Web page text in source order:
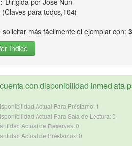
Dirigida por José Nun
(Claves para todos,104)
solicitar más fácilmente el ejemplar con:
índice
con disponibilidad inmediata
Actual Para Préstamo: 1
Actual Para Sala de Lectura: 0
Actual de Reservas: 0
Actual de Préstamos: 0